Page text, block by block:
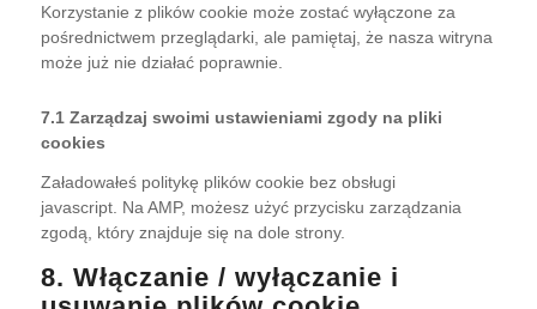
Korzystanie z plików cookie może zostać wyłączone za
pośrednictwem przeglądarki, ale pamiętaj, że nasza witryna
może już nie działać poprawnie.
7.1 Zarządzaj swoimi ustawieniami zgody na pliki
cookies
Załadowałeś politykę plików cookie bez obsługi
javascript. Na AMP, możesz użyć przycisku zarządzania
zgodą, który znajduje się na dole strony.
8. Włączanie / wyłączanie i